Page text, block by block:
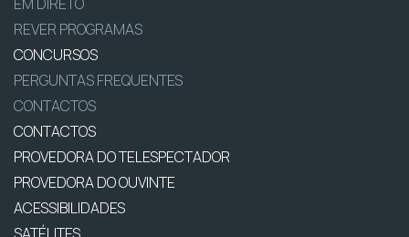
REVER PROGRAMAS
CONCURSOS
PERGUNTAS FREQUENTES
CONTACTOS
CONTACTOS
PROVEDORA DO TELESPECTADOR
PROVEDORA DO OUVINTE
ACESSIBILIDADES